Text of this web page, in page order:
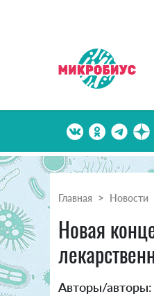
Главная Новости
Новая
Авторы/авторы: